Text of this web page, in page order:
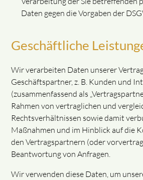
Daten gegen die Vorgaben der
Geschäftliche
Wir verarbeiten Daten unserer
Geschäftspartner, z. B. Kunden und
(zusammenfassend als
Rahmen von vertraglichen und
Rechtsverhältnissen sowie damit
Maßnahmen und im Hinblick auf die
den Vertragspartnern (oder
Beantwortung von Anfragen.
Wir verwenden diese Daten, um